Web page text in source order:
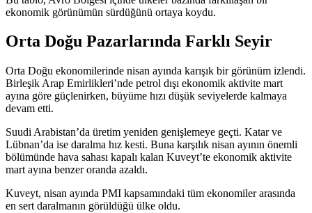
ekonomik görünümün sürdüğünü ortaya koydu.
Orta Doğu Pazarlarında Farklı Seyir
Orta Doğu ekonomilerinde nisan ayında karışık bir görünüm izlendi.
Birleşik Arap Emirlikleri’nde petrol dışı ekonomik aktivite mart
ayına göre güçlenirken, büyüme hızı düşük seviyelerde kalmaya
devam etti.
Suudi Arabistan’da üretim yeniden genişlemeye geçti. Katar ve
Lübnan’da ise daralma hız kesti. Buna karşılık nisan ayının önemli
bölümünde hava sahası kapalı kalan Kuveyt’te ekonomik aktivite
mart ayına benzer oranda azaldı.
Kuveyt, nisan ayında PMI kapsamındaki tüm ekonomiler arasında
en sert daralmanın görüldüğü ülke oldu.